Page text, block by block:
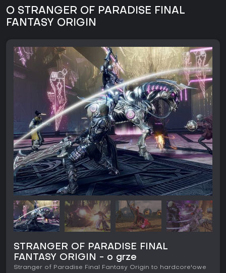
O STRANGER OF PARADISE FINAL
FANTASY ORIGIN
STRANGER OF PARADISE FINAL
FANTASY ORIGIN - o grze
Stranger of Paradise Final Fantasy Origin to hardcore'owe